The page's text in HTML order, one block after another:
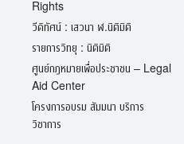
Rights
วีดิทัศน์ : เสวนา ฬ.นิติมิติ
รายการวิทยุ : นิติมิติ
ศูนย์กฎหมายเพื่อประชาชน – Legal
Aid Center
โครงการอบรม สัมมนา บริการ
วิชาการ